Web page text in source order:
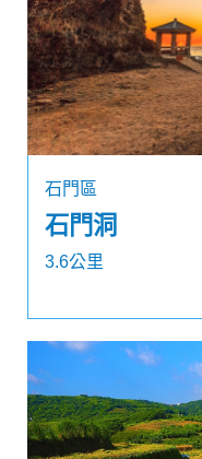
石門區
石門洞
3.6公里